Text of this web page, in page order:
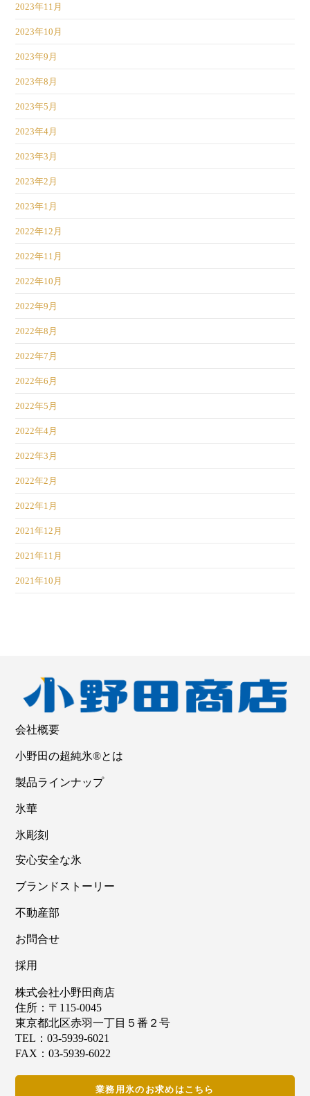
2023年11月
2023年10月
2023年9月
2023年8月
2023年5月
2023年4月
2023年3月
2023年2月
2023年1月
2022年12月
2022年11月
2022年10月
2022年9月
2022年8月
2022年7月
2022年6月
2022年5月
2022年4月
2022年3月
2022年2月
2022年1月
2021年12月
2021年11月
2021年10月
会社概要
小野田の超純氷®とは
製品ラインナップ
氷華
氷彫刻
安心安全な氷
ブランドストーリー
不動産部
お問合せ
採用
株式会社小野田商店
住所：〒115-0045
東京都北区赤羽一丁目５番２号
TEL：03-5939-6021
FAX：03-5939-6022
業務用氷のお求めはこちら